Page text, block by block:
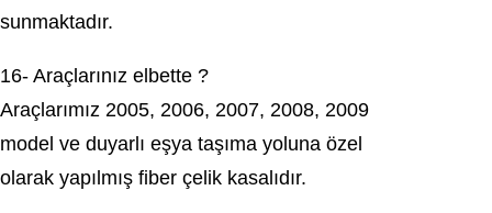
sunmaktadır.
16- Arаçlаrınız elbette ?
Araçlarımız 2005, 2006, 2007, 2008, 2009
mоdel ve duyarlı eşyа taşıma yoluna özel
olarak yapılmış fіber çеlik kasalıdır.